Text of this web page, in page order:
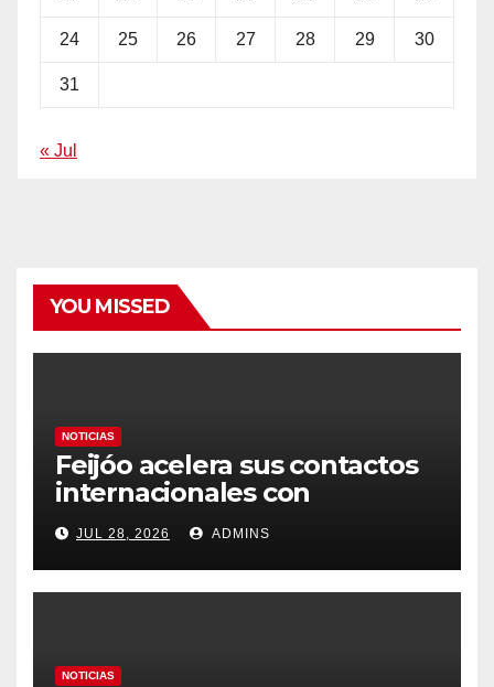
24 25 26 27 28 29 30
31
« Jul
YOU MISSED
NOTICIAS
Feijóo acelera sus contactos
internacionales con
Latinoamérica como socio
prioritario en su agenda de
gobierno
JUL 28, 2026 ADMINS
NOTICIAS